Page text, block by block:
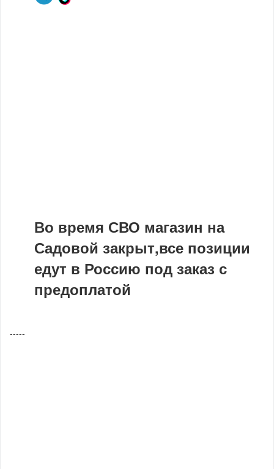
Во время СВО магазин на
Садовой закрыт,все позиции
едут в Россию под заказ с
предоплатой
-----